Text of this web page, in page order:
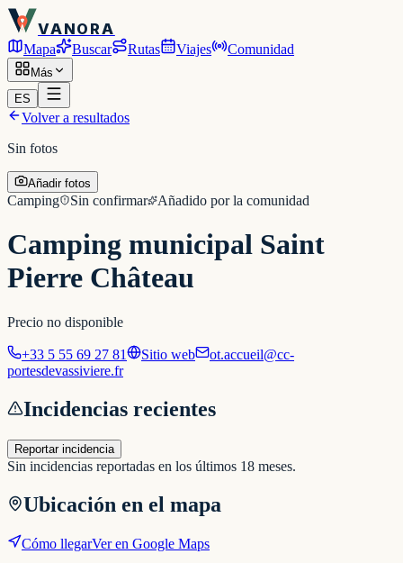
VANORA
Mapa Buscar Rutas Viajes Comunidad
Más
ES
Volver a resultados
Sin fotos
Añadir fotos
Camping Sin confirmar Añadido por la comunidad
Camping municipal Saint
Pierre Château
Precio no disponible
+33 5 55 69 27 81 Sitio web
ot.accueil@cc-
portesdevassiviere.fr
Incidencias recientes
Reportar incidencia
Sin incidencias reportadas en los últimos 18 meses.
Ubicación en el mapa
Cómo llegarVer en Google Maps